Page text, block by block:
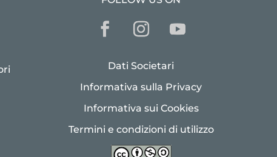
Dati Societari
Informativa sulla Privacy
Informativa sui Cookies
Termini e condizioni di utilizzo